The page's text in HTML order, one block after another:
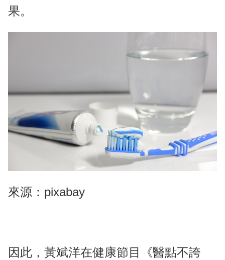
果。
來源：pixabay
因此，黃斌洋在健康節目《醫點不誇